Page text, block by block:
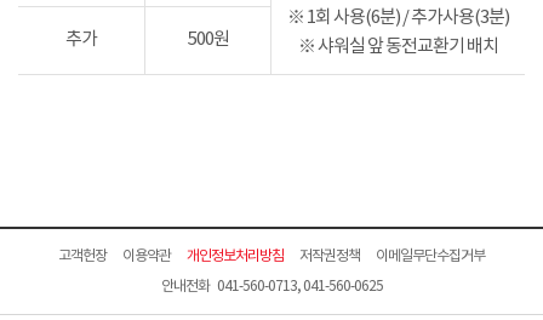
※ 1회 사용(6분) / 추가사용(3분)
※ 샤워실 앞 동전교환기 배치
추가 500원
고객헌장 이용약관 개인정보처리방침 저작권정책
이메일무단수집거부
안내전화 041-560-0713, 041-560-0625